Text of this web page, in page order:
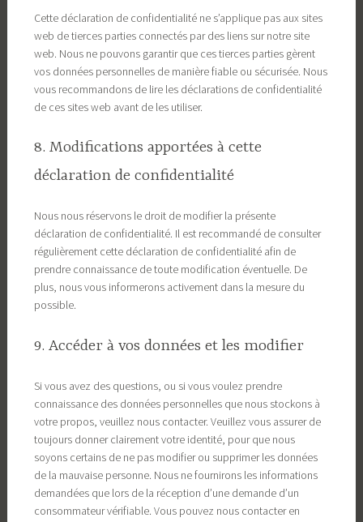
Cette déclaration de confidentialité ne s’applique pas aux sites
web de tierces parties connectés par des liens sur notre site
web. Nous ne pouvons garantir que ces tierces parties gèrent
vos données personnelles de manière fiable ou sécurisée. Nous
vous recommandons de lire les déclarations de confidentialité
de ces sites web avant de les utiliser.
8. Modifications apportées à cette
déclaration de confidentialité
Nous nous réservons le droit de modifier la présente
déclaration de confidentialité. Il est recommandé de consulter
régulièrement cette déclaration de confidentialité afin de
prendre connaissance de toute modification éventuelle. De
plus, nous vous informerons activement dans la mesure du
possible.
9. Accéder à vos données et les modifier
Si vous avez des questions, ou si vous voulez prendre
connaissance des données personnelles que nous stockons à
votre propos, veuillez nous contacter. Veuillez vous assurer de
toujours donner clairement votre identité, pour que nous
soyons certains de ne pas modifier ou supprimer les données
de la mauvaise personne. Nous ne fournirons les informations
demandées que lors de la réception d’une demande d’un
consommateur vérifiable. Vous pouvez nous contacter en